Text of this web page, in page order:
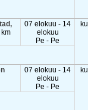
07 elokuu - 14
elokuu
Pe - Pe
07 elokuu - 14
elokuu
Pe - Pe